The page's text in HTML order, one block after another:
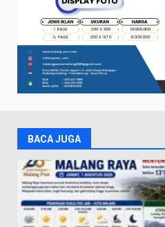
BACA JUGA